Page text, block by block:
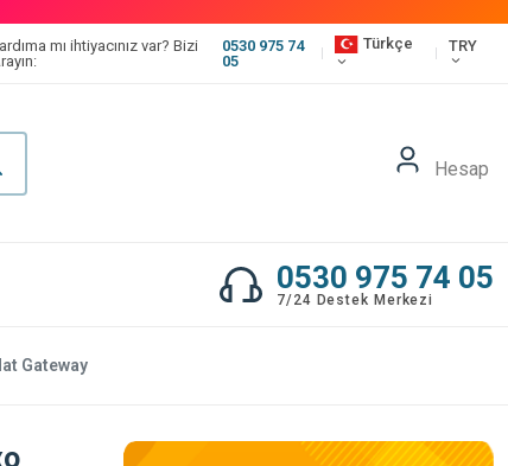
mı ihtiyacınız var? Bizi
0530 975 74
05
Türkçe TRY
Hesap
0530 975 74 05
7/24 Destek Merkezi
Gateway